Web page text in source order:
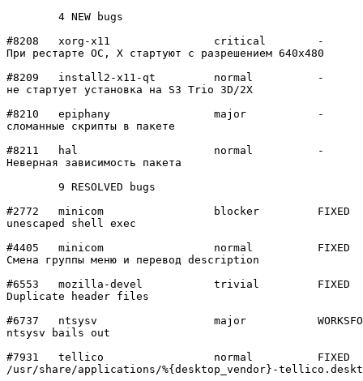
#8208	xorg-x11        	critical	-
При рестарте ОС, X стартуют с разрешением 640х480
#8209	install2-x11-qt 	normal  	-
не стартует установка на S3 Trio 3D/2X
#8210	epiphany        	major   	-
сломанные скрипты в пакете
#8211	hal             	normal  	-
Неверная зависимость пакета
#2772	minicom         	blocker 	FIXED
unescaped shell exec
#4405	minicom         	normal  	FIXED
Смена группы меню и перевод description
#6553	mozilla-devel   	trivial 	FIXED
Duplicate header files
#6737	ntsysv          	major   	WORKSFORME
ntsysv bails out
#7931	tellico         	normal  	FIXED
/usr/share/applications/%{desktop_vendor}-